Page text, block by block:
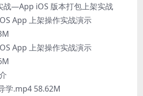
战—App iOS 版本打包上架实战
App 上架操作实战演示
App 上架操作实战演示
学.mp4 58.62M